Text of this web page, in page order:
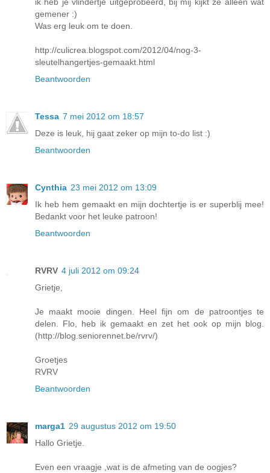
gemener :)
Was erg leuk om te doen.
http://culicrea.blogspot.com/2012/04/nog-3-
sleutelhangertjes-gemaakt.html
Beantwoorden
Tessa 7 mei 2012 om 18:57
Deze is leuk, hij gaat zeker op mijn to-do list :)
Beantwoorden
Cynthia 23 mei 2012 om 13:09
Ik heb hem gemaakt en mijn dochtertje is er superblij mee!
Bedankt voor het leuke patroon!
Beantwoorden
RVRV 4 juli 2012 om 09:24
Grietje,
Je maakt mooie dingen. Heel fijn om de patroontjes te
delen. Flo, heb ik gemaakt en zet het ook op mijn blog.
(http://blog.seniorennet.be/rvrv/)
Groetjes
RVRV
Beantwoorden
marga1 29 augustus 2012 om 19:50
Hallo Grietje.
Even een vraagje ,wat is de afmeting van de oogjes?